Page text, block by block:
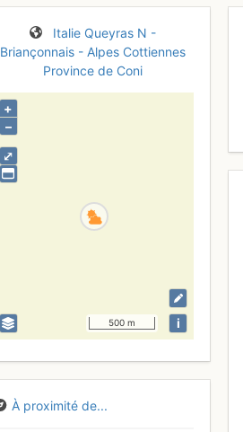
Italie Queyras N -
Briançonnais - Alpes Cottiennes
Province de Coni
⤢
+
–
500 m i
À proximité de...